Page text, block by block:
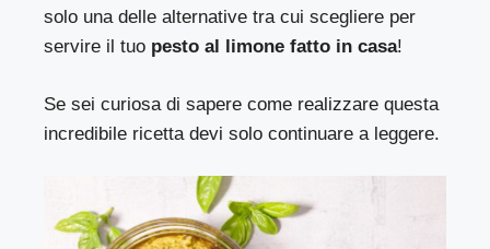
solo una delle alternative tra cui scegliere per
servire il tuo pesto al limone fatto in casa!
Se sei curiosa di sapere come realizzare questa
incredibile ricetta devi solo continuare a leggere.